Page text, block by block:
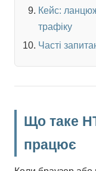
Кейс:
трафіку
Часті
Що таке
працює